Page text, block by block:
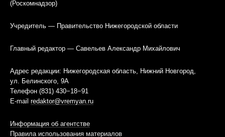
(Роскомнадзор)
Учредитель — Правительство Нижегородской области
Главный редактор — Савельев Александр Михайлович
Адрес редакции: Нижегородская область, Нижний Новгород,
ул. Белинского, 9А
Телефон (831) 430−18−91
E-mail redaktor@vremyan.ru
Информация об агентстве
Правила использования материалов